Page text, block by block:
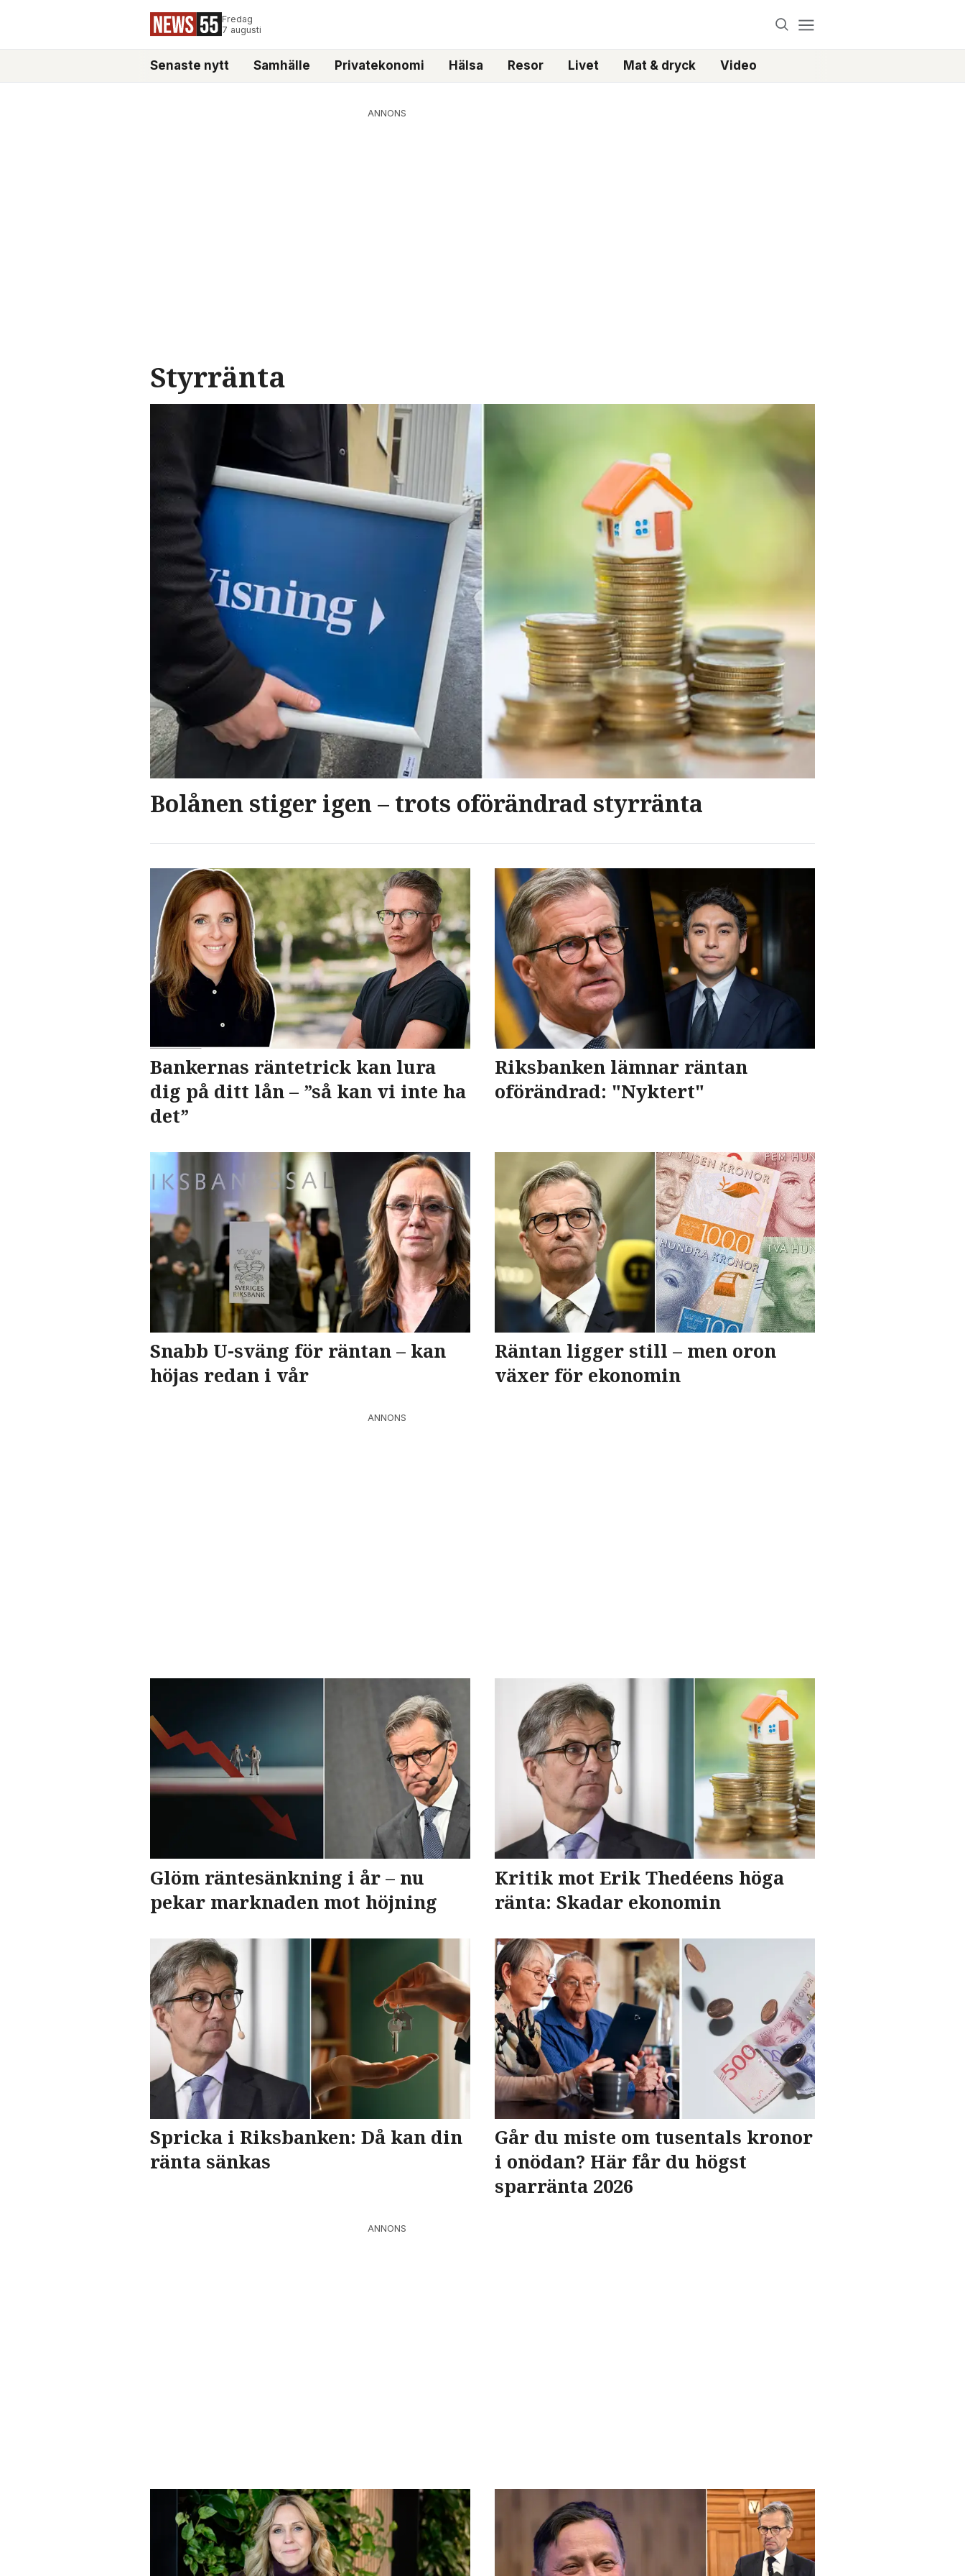
Fredag
7 augusti
Senaste nytt Samhälle Privatekonomi Hälsa Resor Livet Mat & dryck Video
ANNONS
Styrränta
Bolånen stiger igen – trots oförändrad styrränta
Bankernas räntetrick kan lura
dig på ditt lån – ”så kan vi inte ha
det”
Riksbanken lämnar räntan
oförändrad: "Nyktert"
Snabb U-sväng för räntan – kan
höjas redan i vår
Räntan ligger still – men oron
växer för ekonomin
ANNONS
Glöm räntesänkning i år – nu
pekar marknaden mot höjning
Kritik mot Erik Thedéens höga
ränta: Skadar ekonomin
Spricka i Riksbanken: Då kan din
ränta sänkas
Går du miste om tusentals kronor
i onödan? Här får du högst
sparränta 2026
ANNONS